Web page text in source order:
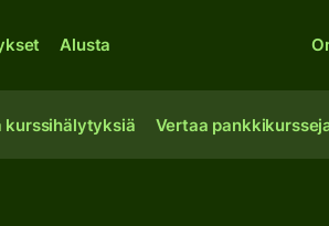
Alusta
kurssihälytyksiä Vertaa